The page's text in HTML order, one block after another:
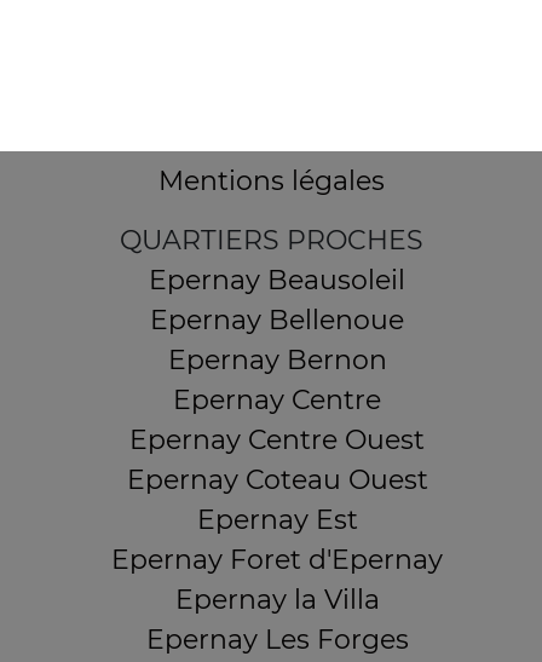
Mentions légales
QUARTIERS PROCHES
Epernay Beausoleil
Epernay Bellenoue
Epernay Bernon
Epernay Centre
Epernay Centre Ouest
Epernay Coteau Ouest
Epernay Est
Epernay Foret d'Epernay
Epernay la Villa
Epernay Les Forges